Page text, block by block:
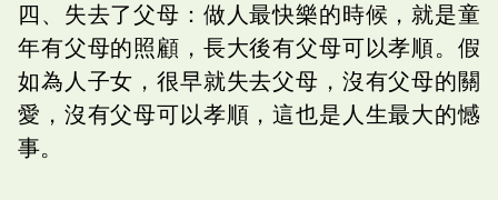
四、失去了父母：做人最快樂的時候，就是童
年有父母的照顧，長大後有父母可以孝順。假
如為人子女，很早就失去父母，沒有父母的關
愛，沒有父母可以孝順，這也是人生最大的憾
事。